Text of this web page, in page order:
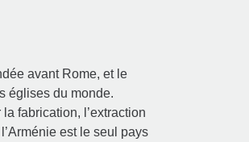
avant Rome, et le
églises du monde.
fabrication, l’extraction
est le seul pays